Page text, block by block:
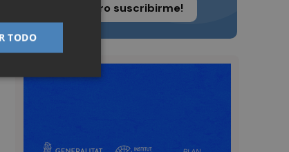
¡Quiero suscribirme!
TODO